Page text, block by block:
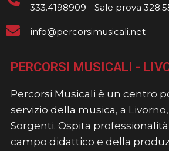
333.4198909 - Sale prova
info@percorsimusicali.net
PERCORSI MUSICALI -
Percorsi Musicali è un centro
servizio della musica, a
Sorgenti. Ospita
campo didattico e della